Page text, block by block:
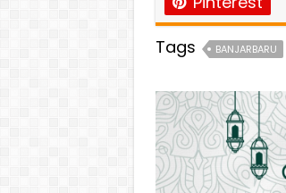
Tags
BANJARBARU